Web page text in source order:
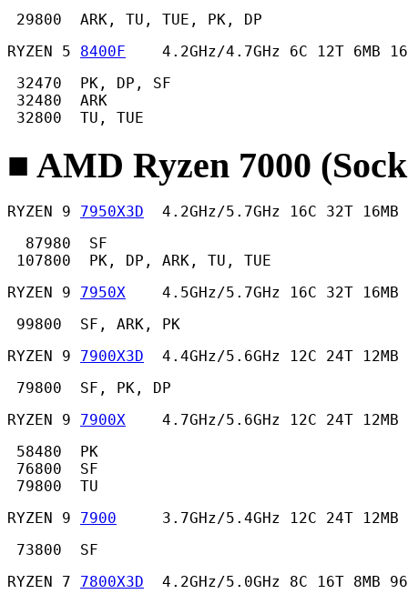
29800  ARK, TU, TUE, PK, DP
RYZEN 5 8400F
4.2GHz/4.7GHz 6C 12T 6MB
32470  PK, DP, SF
32480  ARK
32800  TU, TUE
■ AMD Ryzen 7000
RYZEN 9 7950X3D
4.2GHz/5.7GHz 16C 32T 16MB
  87980  SF
107800  PK, DP, ARK, TU, TUE
RYZEN 9 7950X
4.5GHz/5.7GHz 16C 32T 16MB
99800  SF, ARK, PK
RYZEN 9 7900X3D
4.4GHz/5.6GHz 12C 24T 12MB
79800  SF, PK, DP
RYZEN 9 7900X
4.7GHz/5.6GHz 12C 24T 12MB
58480  PK
76800  SF
79800  TU
RYZEN 9 7900
3.7GHz/5.4GHz 12C 24T 12MB
73800  SF
RYZEN 7 7800X3D
4.2GHz/5.0GHz 8C 16T 8MB